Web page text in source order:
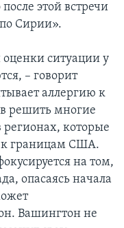
этой встречи
Сирии».
ситуации у
– говорит
аллергию к
решить многие
которые
к границам США.
на том,
опасаясь начала
Вашингтон не